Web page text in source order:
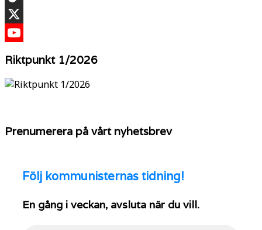
TikTok
X
Riktpunkt 1/2026
Prenumerera på vårt nyhetsbrev
Följ kommunisternas tidning!
En gång i veckan, avsluta när du vill.